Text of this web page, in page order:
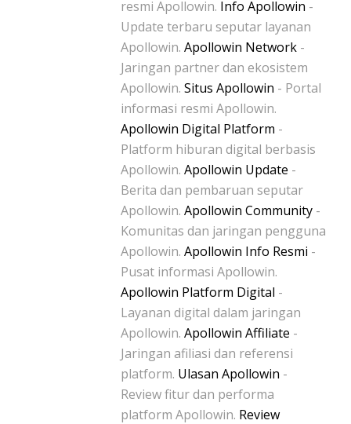
resmi Apollowin. Info Apollowin -
Update terbaru seputar layanan
Apollowin. Apollowin Network -
Jaringan partner dan ekosistem
Apollowin. Situs Apollowin - Portal
informasi resmi Apollowin.
Apollowin Digital Platform -
Platform hiburan digital berbasis
Apollowin. Apollowin Update -
Berita dan pembaruan seputar
Apollowin. Apollowin Community -
Komunitas dan jaringan pengguna
Apollowin. Apollowin Info Resmi -
Pusat informasi Apollowin.
Apollowin Platform Digital -
Layanan digital dalam jaringan
Apollowin. Apollowin Affiliate -
Jaringan afiliasi dan referensi
platform. Ulasan Apollowin -
Review fitur dan performa
platform Apollowin. Review